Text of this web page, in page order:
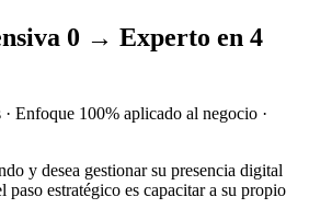
0 → Experto en 4
· Enfoque 100% aplicado al negocio ·
y desea gestionar su presencia digital
estratégico es capacitar a su propio